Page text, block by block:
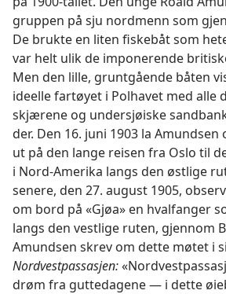
gruppen på sju nordmenn som
De brukte en liten fiskebåt som
var helt ulik de imponerende
Men den lille, gruntgående båten
ideelle fartøyet i Polhavet med alle
skjærene og undersjøiske
der. Den 16. juni 1903 la
ut på den lange reisen fra Oslo til
i Nord-Amerika langs den østlige
senere, den 27. august 1905,
om bord på «Gjøa» en hvalfanger
langs den vestlige ruten, gjennom
Amundsen skrev om dette møtet i
Nordvestpassasjen:
drøm fra guttedagene — i dette